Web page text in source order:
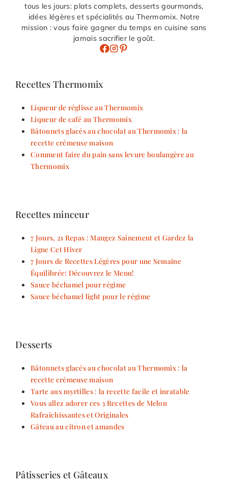
tous les jours: plats complets, desserts gourmands,
idées légères et spécialités au Thermomix. Notre
mission : vous faire gagner du temps en cuisine sans
jamais sacrifier le goût.
Recettes Thermomix
Liqueur de réglisse au Thermomix
Liqueur de café au Thermomix
Bâtonnets glacés au chocolat au Thermomix : la
recette crémeuse maison
Comment faire du pain sans levure boulangère au
Thermomix
Recettes minceur
7 Jours, 21 Repas : Mangez Sainement et Gardez la
Ligne Cet Hiver
7 Jours de Recettes Légères pour une Semaine
Équilibrée: Découvrez le Menu!
Sauce béchamel pour régime
Sauce béchamel light pour le régime
Desserts
Bâtonnets glacés au chocolat au Thermomix : la
recette crémeuse maison
Tarte aux myrtilles : la recette facile et inratable
Vous allez adorer ces 3 Recettes de Melon
Rafraîchissantes et Originales
Gâteau au citron et amandes
Pâtisseries et Gâteaux